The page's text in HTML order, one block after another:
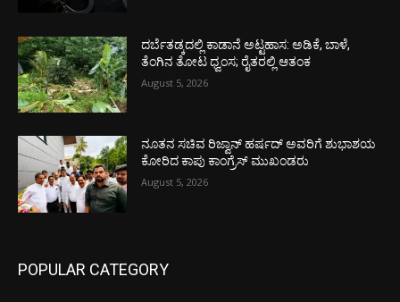
ದರ್ಬೆತಡ್ಕದಲ್ಲಿ ಕಾಡಾನೆ ಅಟ್ಟಹಾಸ: ಅಡಿಕೆ, ಬಾಳೆ,
ತೆಂಗಿನ ತೋಟ ಧ್ವಂಸ; ರೈತರಲ್ಲಿ ಆತಂಕ
August 5, 2026
ನೂತನ ಸಚಿವ ರಿಜ್ವಾನ್ ಹರ್ಷದ್ ಅವರಿಗೆ ಶುಭಾಶಯ
ಕೋರಿದ ಕಾಪು ಕಾಂಗ್ರೆಸ್ ಮುಖಂಡರು
August 5, 2026
POPULAR CATEGORY